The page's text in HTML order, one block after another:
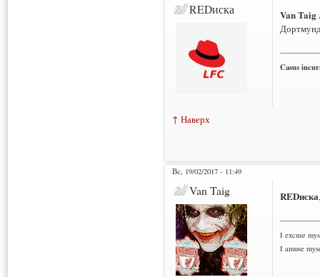
REDиска Van Taig
Casus
↑ Наверх
Вс, 19/02/2017 - 11:49
Van Taig REDиска
I excuse
I amuse